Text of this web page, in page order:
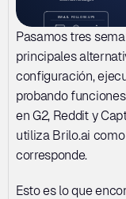
Pasamos tres
principales
configuración,
probando
en G2, Reddit y
utiliza Brilo.ai
corresponde.
Esto es lo que